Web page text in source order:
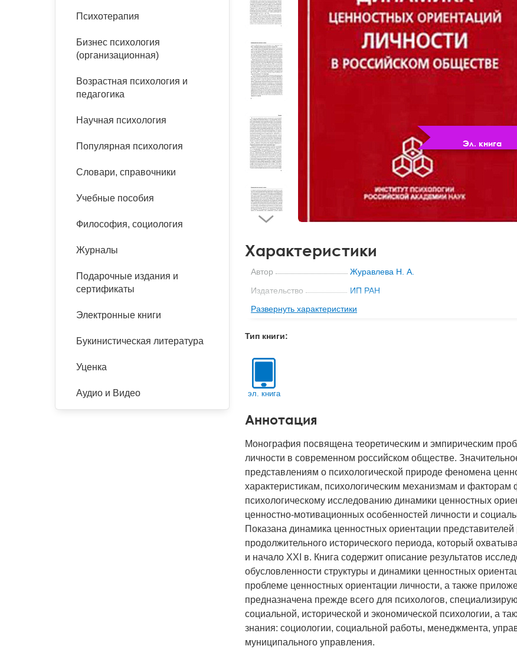
Расстройства пищевого
Тревожные расстройства,
Песочная терапия
Психодрама
Сказкотерапия
Другие направления
психотерапии
Классический, эриксоновский
Психология труда и
Психофизиология
Социальная психология
Социальная и
Учебная литература
Классический и юнгианский
Эл. книга
Характеристики
Автор
Журавлева Н. А.
Издательство
ИП РАН
Вес
0.1 кг
Код
Развернуть характеристики
Тип книги:
эл. книга
Аннотация
Монография посвящена теоретическим и эмпирическим
личности в современном российском обществе.
представлениям о психологической природе феномена
характеристикам, психологическим механизмам и
психологическому исследованию динамики ценностных
ценностно-мотивационных особенностей личности и
Показана динамика ценностных ориентации
продолжительного исторического периода, который
и начало XXI в. Книга содержит описание результатов
обусловленности структуры и динамики ценностных
проблеме ценностных ориентации личности, а также
предназначена прежде всего для психологов,
социальной, исторической и экономической психологии, а
знания: социологии, социальной работы, менеджмента,
муниципального управления.
Психотерапия
Бизнес психология
(организационная)
Возрастная психология и
педагогика
Научная психология
Популярная психология
Словари, справочники
Учебные пособия
Философия, социология
Журналы
Подарочные издания и
сертификаты
Электронные книги
Букинистическая литература
Уценка
Аудио и Видео